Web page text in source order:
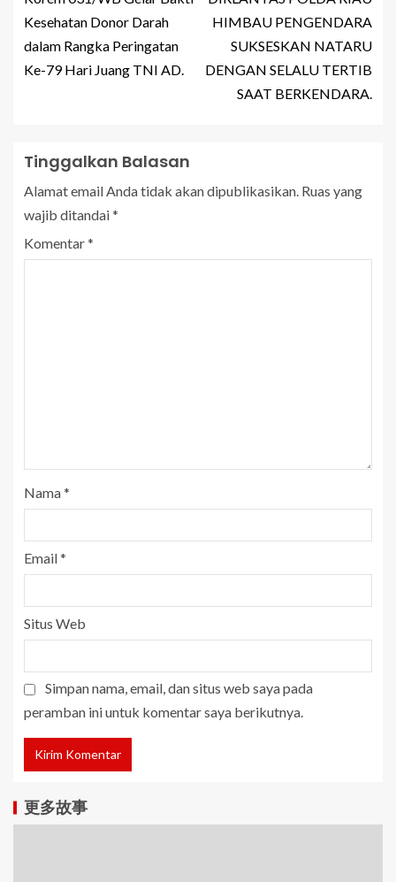
Kesehatan Donor Darah
dalam Rangka Peringatan
Ke-79 Hari Juang TNI AD.
HIMBAU PENGENDARA
SUKSESKAN NATARU
DENGAN SELALU TERTIB
SAAT BERKENDARA.
Tinggalkan Balasan
Alamat email Anda tidak akan dipublikasikan. Ruas yang
wajib ditandai*
Komentar*
Nama*
Email*
Situs Web
Simpan nama, email, dan situs web saya pada
peramban ini untuk komentar saya berikutnya.
更多故事